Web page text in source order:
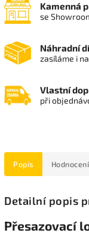
Kamenná
se
Náhradní
zasíláme i
Vlastní
při
Popis Hodnocení
Detailní popis
Přesazovací